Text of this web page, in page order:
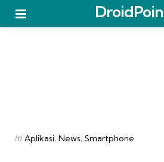
DroidPoin
Categories
Posted
in Aplikasi News Smartphone